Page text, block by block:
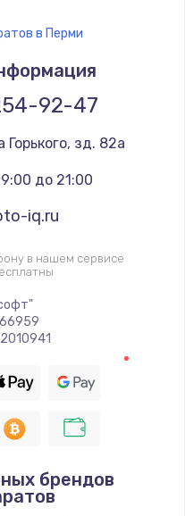
в Перми
92-47
Горького, зд. 82а
до 21:00
iq.ru
в нашем сервисе
брендов